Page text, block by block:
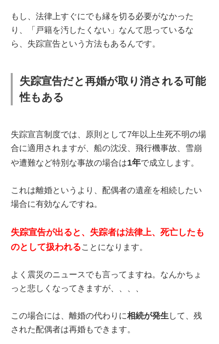
もし、法律上すぐにでも縁を切る必要がなかった
り、「戸籍を汚したくない」なんて思っているな
ら、失踪宣告という方法もあるんです。
失踪宣告だと再婚が取り消される可能
性もある
失踪宣言制度では、原則として7年以上生死不明の場
合に適用されますが、船の沈没、飛行機事故、雪崩
や遭難など特別な事故の場合は1年で成立します。
これは離婚というより、配偶者の遺産を相続したい
場合に有効なんですね。
失踪宣告が出ると、失踪者は法律上、死亡したも
のとして扱われることになります。
よく震災のニュースでも言ってますね。なんかちょ
っと悲しくなってきますが、、、、
この場合には、離婚の代わりに相続が発生して、残
された配偶者は再婚もできます。